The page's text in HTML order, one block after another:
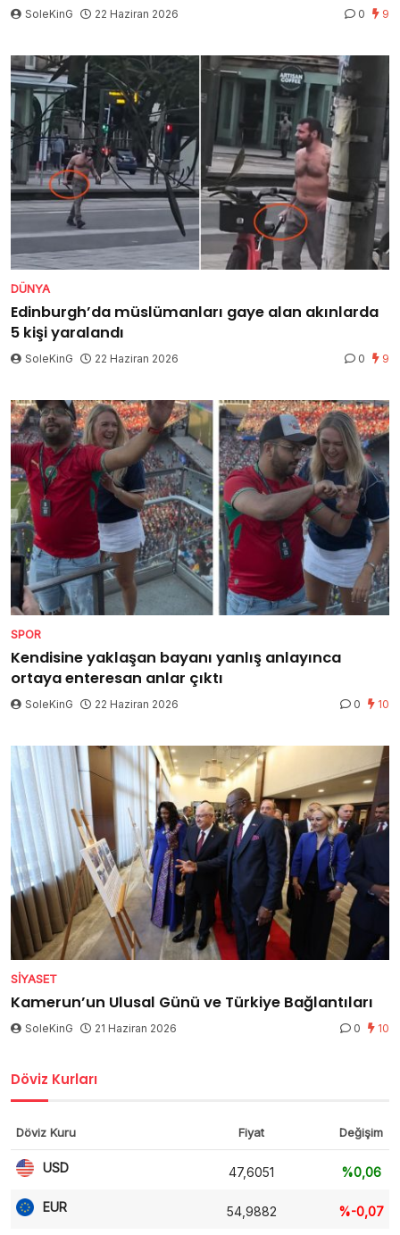
SoleKinG 22 Haziran 2026 0 9
DÜNYA
Edinburgh’da müslümanları gaye alan akınlarda
5 kişi yaralandı
SoleKinG 22 Haziran 2026 0 9
SPOR
Kendisine yaklaşan bayanı yanlış anlayınca
ortaya enteresan anlar çıktı
SoleKinG 22 Haziran 2026 0 10
SIYASET
Kamerun’un Ulusal Günü ve Türkiye Bağlantıları
SoleKinG 21 Haziran 2026 0 10
Döviz Kurları
Döviz Kuru Fiyat Değişim
USD 47,6051 %0,06
EUR 54,9882 %-0,07